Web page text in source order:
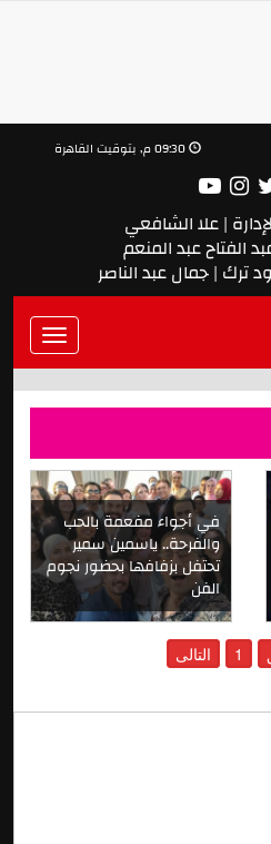
09:30 م, بتوقيت القاهرة
| علا الشافعي
الفتاح عبد المنعم
ترك | جمال عبد الناصر
Toggle
في أجواء مفعمة بالحب
والفرحة.. ياسمين سمير
تحتفل بزفافها بحضور نجوم
الفن
1 التالى